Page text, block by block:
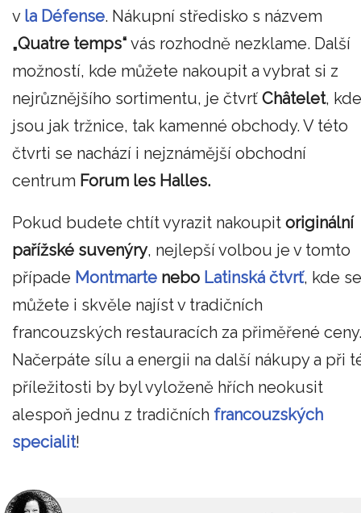
v la Défense. Nákupní středisko s názvem
„Quatre temps“ vás rozhodně nezklame. Další
možností, kde můžete nakoupit a vybrat si z
nejrůznějšího sortimentu, je čtvrť Châtelet, kde
jsou jak tržnice, tak kamenné obchody. V této
čtvrti se nachází i nejznámější obchodní
centrum Forum les Halles.
Pokud budete chtít vyrazit nakoupit originální
pařížské suvenýry, nejlepší volbou je v tomto
případe Montmarte nebo Latinská čtvrť, kde se
můžete i skvěle najíst v tradičních
francouzských restauracích za přiměřené ceny.
Načerpáte sílu a energii na další nákupy a při
příležitosti by byl vyloženě hřích neokusit
alespoň jednu z tradičních francouzských
specialit!